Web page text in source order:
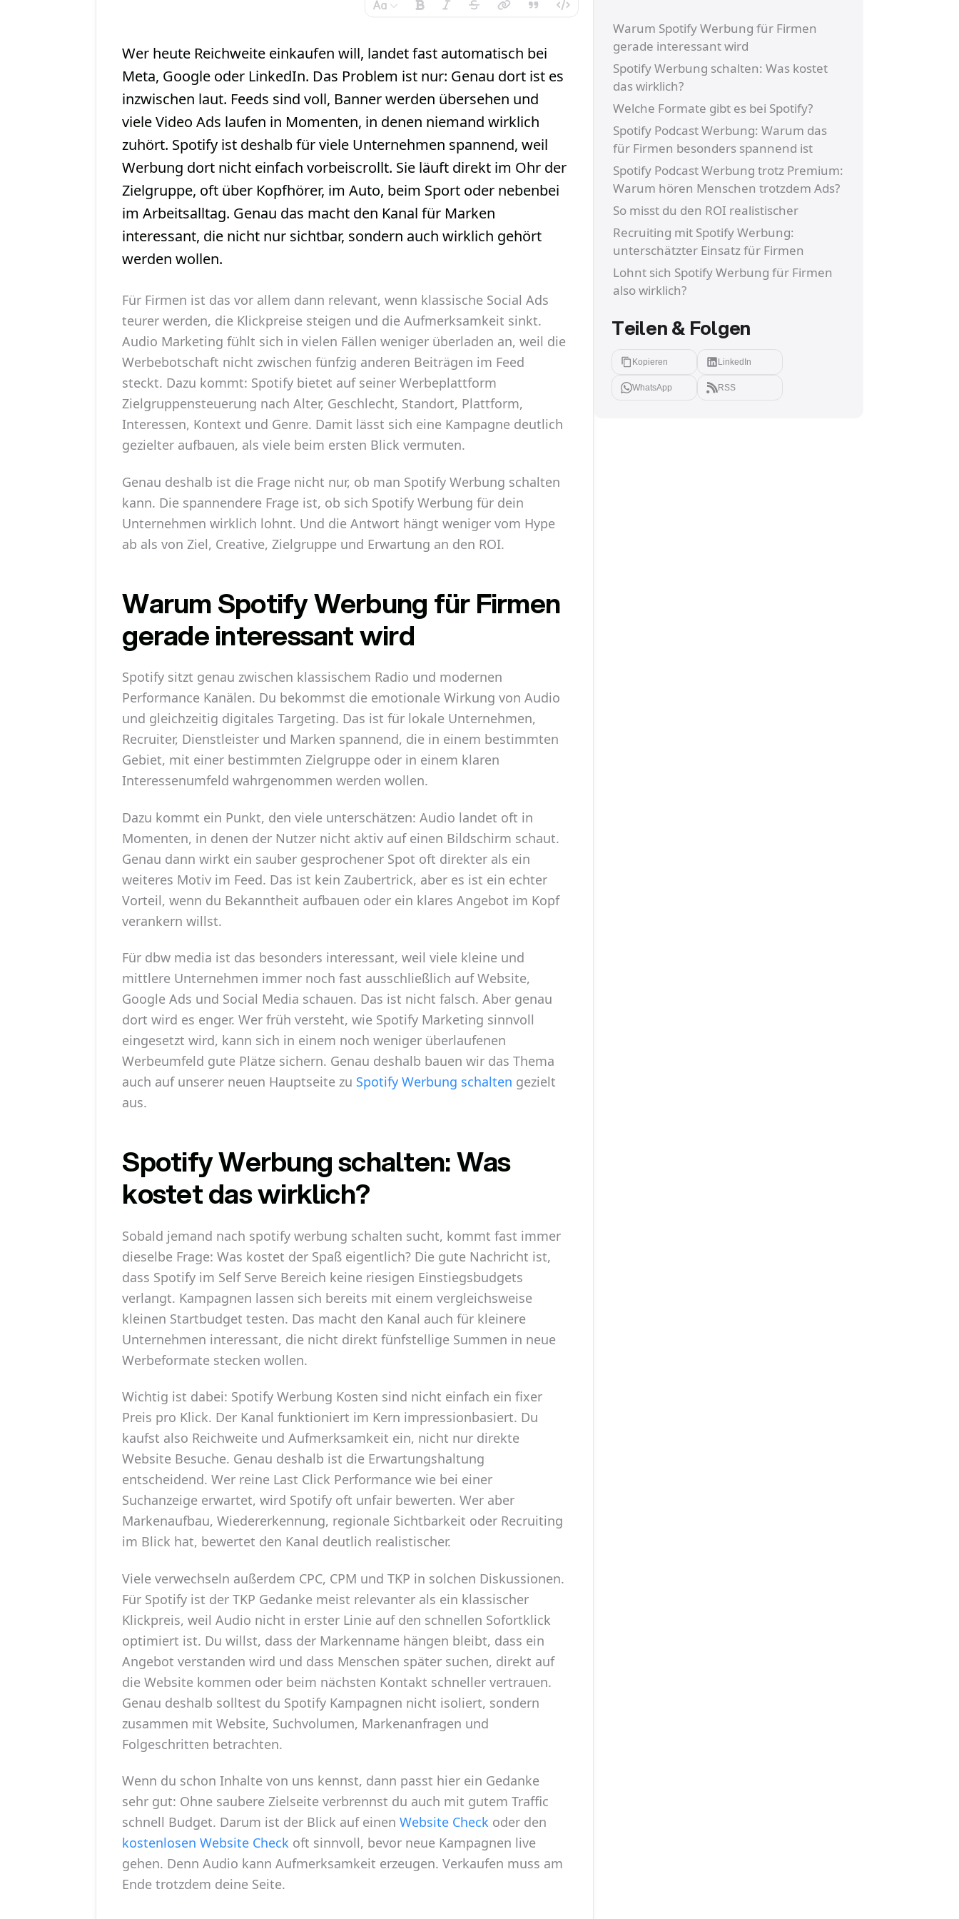
Wer heute Reichweite einkaufen will, landet fast automatisch bei
Meta, Google oder LinkedIn. Das Problem ist nur: Genau dort ist es
inzwischen laut. Feeds sind voll, Banner werden übersehen und
viele Video Ads laufen in Momenten, in denen niemand wirklich
zuhört. Spotify ist deshalb für viele Unternehmen spannend, weil
Werbung dort nicht einfach vorbeiscrollt. Sie läuft direkt im Ohr der
Zielgruppe, oft über Kopfhörer, im Auto, beim Sport oder nebenbei
im Arbeitsalltag. Genau das macht den Kanal für Marken
interessant, die nicht nur sichtbar, sondern auch wirklich gehört
werden wollen.
Für Firmen ist das vor allem dann relevant, wenn klassische Social Ads
teurer werden, die Klickpreise steigen und die Aufmerksamkeit sinkt.
Audio Marketing fühlt sich in vielen Fällen weniger überladen an, weil die
Werbebotschaft nicht zwischen fünfzig anderen Beiträgen im Feed
steckt. Dazu kommt: Spotify bietet auf seiner Werbeplattform
Zielgruppensteuerung nach Alter, Geschlecht, Standort, Plattform,
Interessen, Kontext und Genre. Damit lässt sich eine Kampagne deutlich
gezielter aufbauen, als viele beim ersten Blick vermuten.
Genau deshalb ist die Frage nicht nur, ob man Spotify Werbung schalten
kann. Die spannendere Frage ist, ob sich Spotify Werbung für dein
Unternehmen wirklich lohnt. Und die Antwort hängt weniger vom Hype
ab als von Ziel, Creative, Zielgruppe und Erwartung an den ROI.
Warum Spotify Werbung für Firmen
gerade interessant wird
Spotify sitzt genau zwischen klassischem Radio und modernen
Performance Kanälen. Du bekommst die emotionale Wirkung von Audio
und gleichzeitig digitales Targeting. Das ist für lokale Unternehmen,
Recruiter, Dienstleister und Marken spannend, die in einem bestimmten
Gebiet, mit einer bestimmten Zielgruppe oder in einem klaren
Interessenumfeld wahrgenommen werden wollen.
Dazu kommt ein Punkt, den viele unterschätzen: Audio landet oft in
Momenten, in denen der Nutzer nicht aktiv auf einen Bildschirm schaut.
Genau dann wirkt ein sauber gesprochener Spot oft direkter als ein
weiteres Motiv im Feed. Das ist kein Zaubertrick, aber es ist ein echter
Vorteil, wenn du Bekanntheit aufbauen oder ein klares Angebot im Kopf
verankern willst.
Für dbw media ist das besonders interessant, weil viele kleine und
mittlere Unternehmen immer noch fast ausschließlich auf Website,
Google Ads und Social Media schauen. Das ist nicht falsch. Aber genau
dort wird es enger. Wer früh versteht, wie Spotify Marketing sinnvoll
eingesetzt wird, kann sich in einem noch weniger überlaufenen
Werbeumfeld gute Plätze sichern. Genau deshalb bauen wir das Thema
auch auf unserer neuen Hauptseite zu Spotify Werbung schalten gezielt
aus.
Spotify Werbung schalten: Was
kostet das wirklich?
Sobald jemand nach spotify werbung schalten sucht, kommt fast immer
dieselbe Frage: Was kostet der Spaß eigentlich? Die gute Nachricht ist,
dass Spotify im Self Serve Bereich keine riesigen Einstiegsbudgets
verlangt. Kampagnen lassen sich bereits mit einem vergleichsweise
kleinen Startbudget testen. Das macht den Kanal auch für kleinere
Unternehmen interessant, die nicht direkt fünfstellige Summen in neue
Werbeformate stecken wollen.
Wichtig ist dabei: Spotify Werbung Kosten sind nicht einfach ein fixer
Preis pro Klick. Der Kanal funktioniert im Kern impressionbasiert. Du
kaufst also Reichweite und Aufmerksamkeit ein, nicht nur direkte
Website Besuche. Genau deshalb ist die Erwartungshaltung
entscheidend. Wer reine Last Click Performance wie bei einer
Suchanzeige erwartet, wird Spotify oft unfair bewerten. Wer aber
Markenaufbau, Wiedererkennung, regionale Sichtbarkeit oder Recruiting
im Blick hat, bewertet den Kanal deutlich realistischer.
Viele verwechseln außerdem CPC, CPM und TKP in solchen Diskussionen.
Für Spotify ist der TKP Gedanke meist relevanter als ein klassischer
Klickpreis, weil Audio nicht in erster Linie auf den schnellen Sofortklick
optimiert ist. Du willst, dass der Markenname hängen bleibt, dass ein
Angebot verstanden wird und dass Menschen später suchen, direkt auf
die Website kommen oder beim nächsten Kontakt schneller vertrauen.
Genau deshalb solltest du Spotify Kampagnen nicht isoliert, sondern
zusammen mit Website, Suchvolumen, Markenanfragen und
Folgeschritten betrachten.
Wenn du schon Inhalte von uns kennst, dann passt hier ein Gedanke
sehr gut: Ohne saubere Zielseite verbrennst du auch mit gutem Traffic
schnell Budget. Darum ist der Blick auf einenWebsite Check oder den
kostenlosen Website Check oft sinnvoll, bevor neue Kampagnen live
gehen. Denn Audio kann Aufmerksamkeit erzeugen. Verkaufen muss am
Ende trotzdem deine Seite.
Warum Spotify Werbung für Firmen
gerade interessant wird
Spotify Werbung schalten: Was kostet
das wirklich?
Welche Formate gibt es bei Spotify?
Spotify Podcast Werbung: Warum das
für Firmen besonders spannend ist
Spotify Podcast Werbung trotz Premium:
Warum hören Menschen trotzdem Ads?
So misst du den ROI realistischer
Recruiting mit Spotify Werbung:
unterschätzter Einsatz für Firmen
Lohnt sich Spotify Werbung für Firmen
also wirklich?
Teilen & Folgen
Kopieren LinkedIn
WhatsApp RSS